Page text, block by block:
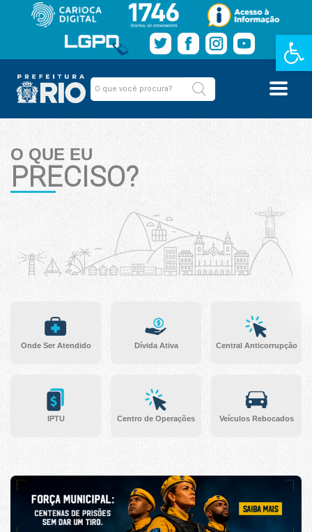
Barra de
O QUE EU
PRECISO?
Onde Ser Atendido
IPTU
Dívida Ativa
Centro de Operações
Central Anticorrupção
Veículos Rebocados